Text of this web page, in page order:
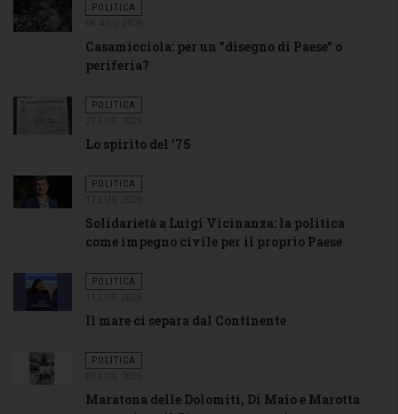
POLITICA
Casamicciola: per un "disegno di Paese" o
periferia?
POLITICA
Lo spirito del '75
POLITICA
Solidarietà a Luigi Vicinanza: la politica
come impegno civile per il proprio Paese
POLITICA
Il mare ci separa dal Continente
POLITICA
Maratona delle Dolomiti, Di Maio e Marotta